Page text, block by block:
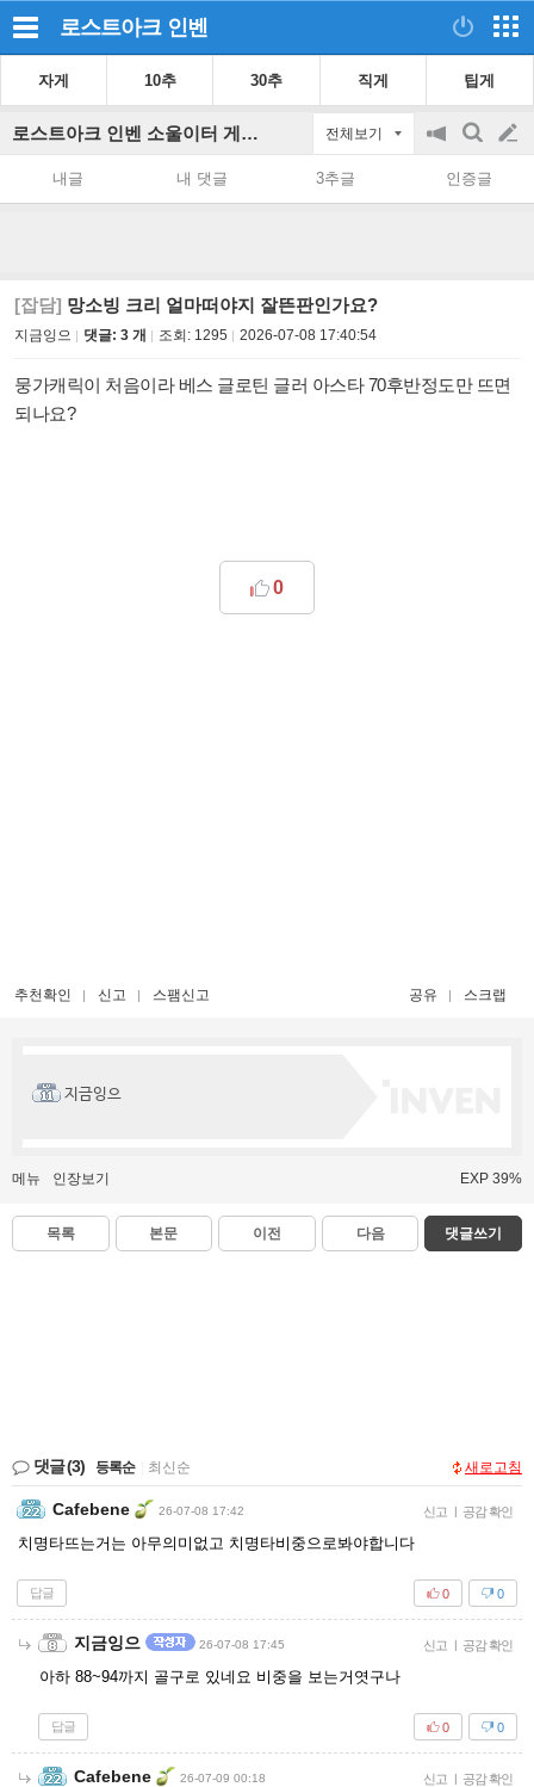
로스트아크 인벤
자게 10추 30추 직게 팁게
로스트아크 인벤 소울이터 게시판 전체보기
공
on/off
검
색
글
쓰
내글 내 댓글 3추글 인증글
[잡담] 망소빙 크리 얼마떠야지 잘뜬판인가요?
지금잉으 댓글: 3 개 조회: 1295 2026-07-08 17:40:54
뭉가캐릭이 처음이라 베스 글로틴 글러 아스타 70후반정도만 뜨면
되나요?
0
추천확인 신고 스팸신고 공유 스크랩
지금잉으
메뉴 인장보기 EXP 39%
목록 본문 이전 다음 댓글쓰기
댓글(3) 등록순 최신순 새로고침
Cafebene 26-07-08 17:42 신고 | 공감 확인
치명타뜨는거는 아무의미없고 치명타비중으로봐야합니다
답글 0
0
지금잉으 26-07-08 17:45 신고 | 공감 확인
아하 88~94까지 골구로 있네요 비중을 보는거엿구나
답글 0
0
Cafebene 26-07-09 00:18 신고 | 공감 확인